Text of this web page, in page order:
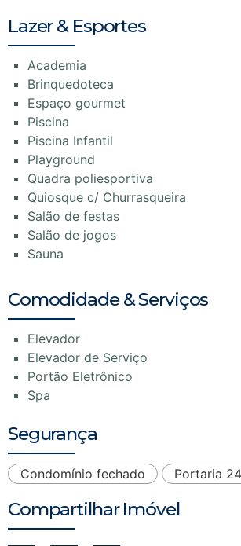
Lazer & Esportes
Academia
Brinquedoteca
Espaço gourmet
Piscina
Piscina Infantil
Playground
Quadra poliesportiva
Quiosque c/ Churrasqueira
Salão de festas
Salão de jogos
Sauna
Comodidade & Serviços
Elevador
Elevador de Serviço
Portão Eletrônico
Spa
Segurança
Condomínio fechado Portaria
Compartilhar Imóvel